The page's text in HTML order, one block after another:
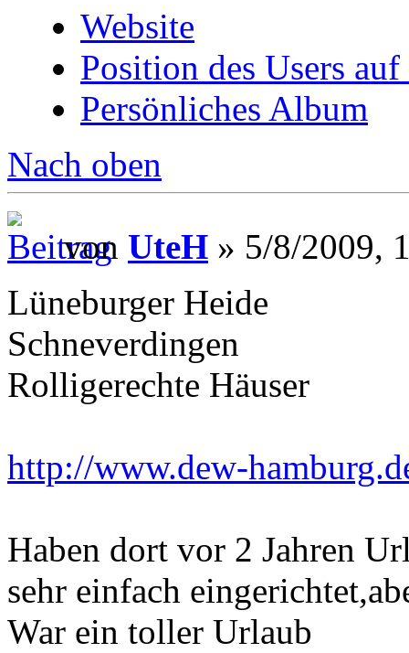
Website
Position des Users
Persönliches Album
Nach oben
von UteH » 5/8/2009,
Lüneburger Heide
Schneverdingen
Rolligerechte Häuser
http://www.dew-
Haben dort vor 2 Jahren
sehr einfach
War ein toller Urlaub